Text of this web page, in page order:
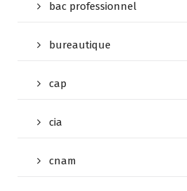
bac professionnel
bureautique
cap
cia
cnam